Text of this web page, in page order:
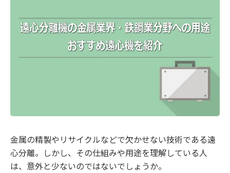
金属の精製やリサイクルなどで欠かせない技術である遠
心分離。しかし、その仕組みや用途を理解している人
は、意外と少ないのではないでしょうか。